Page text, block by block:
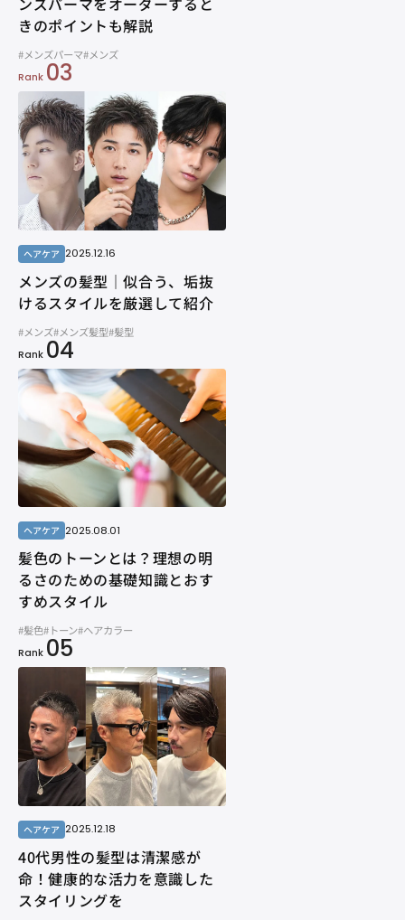
きのポイントも解説
#メンズパーマ#メンズ
Rank 03
ヘアケア 2025.12.16
メンズの髪型｜似合う、垢抜
けるスタイルを厳選して紹介
#メンズ#メンズ髪型#髪型
Rank 04
ヘアケア 2025.08.01
髪色のトーンとは？理想の明
るさのための基礎知識とおす
すめスタイル
#髪色#トーン#ヘアカラー
Rank 05
ヘアケア 2025.12.18
40代男性の髪型は清潔感が
命！健康的な活力を意識した
スタイリングを